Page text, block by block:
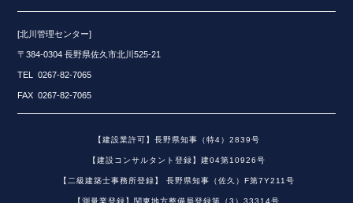
[北川管理センター]
〒384-0304 長野県佐久市北川525-21
TEL 0267-82-7065
FAX 0267-82-7065
【建設業許可】長野県知事（特4）2839号
【建設コンサルタント登録】建04第10926号
【二級建築士事務所登録】 長野県知事（佐久）F第7Y211号